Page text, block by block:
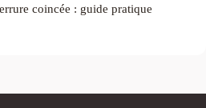
coincée : guide pratique